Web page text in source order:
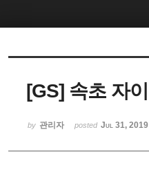
[GS] 속초 자이
by 관리자 posted Jul 31, 2019
5
5